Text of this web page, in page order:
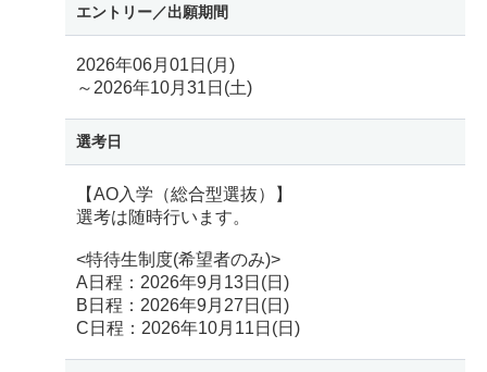
エントリー／出願期間
2026年06月01日(月)
～2026年10月31日(土)
選考日
【AO入学（総合型選抜）】
選考は随時行います。
<特待生制度(希望者のみ)>
A日程：2026年9月13日(日)
B日程：2026年9月27日(日)
C日程：2026年10月11日(日)